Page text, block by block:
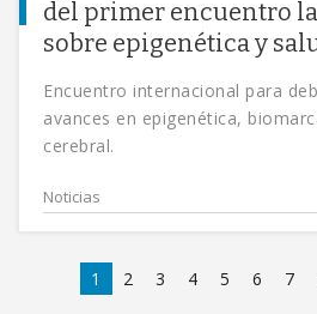
del primer encuentro
sobre epigenética y
Encuentro internacional para
avances en epigenética,
cerebral.
Noticias
1 2 3 4 5 6 7